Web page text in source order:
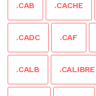
.CAB .CACHE
.CADC .CAF
.CALB .CALIBRE